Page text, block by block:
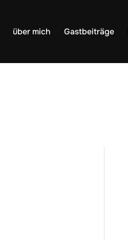
über mich Gastbeiträge